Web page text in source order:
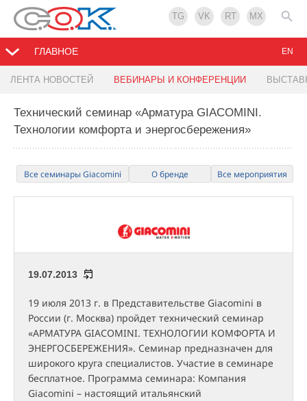
TG VK RT MX
ГЛАВНОЕ
ЛЕНТА НОВОСТЕЙ ВЕБИНАРЫ И КОНФЕРЕНЦИИ
EN
Технический семинар «Арматура GIACOMINI.
Технологии комфорта и энергосбережения»
Все семинары Giacomini О бренде Все мероприятия
19.07.2013
19 июля 2013 г. в Представительстве Giacomini в
России (г. Москва) пройдет технический семинар
«АРМАТУРА GIACOMINI. ТЕХНОЛОГИИ КОМФОРТА И
ЭНЕРГОСБЕРЕЖЕНИЯ». Семинар предназначен для
широкого круга специалистов. Участие в семинаре
бесплатноe. Программа семинара: Компания
Giacomini – настоящий итальянский